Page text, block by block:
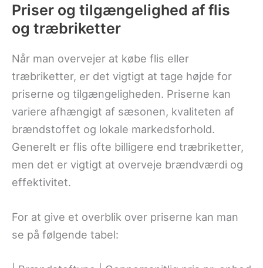
Priser og tilgængelighed af flis
og træbriketter
Når man overvejer at købe flis eller
træbriketter, er det vigtigt at tage højde for
priserne og tilgængeligheden. Priserne kan
variere afhængigt af sæsonen, kvaliteten af
brændstoffet og lokale markedsforhold.
Generelt er flis ofte billigere end træbriketter,
men det er vigtigt at overveje brændværdi og
effektivitet.
For at give et overblik over priserne kan man
se på følgende tabel: